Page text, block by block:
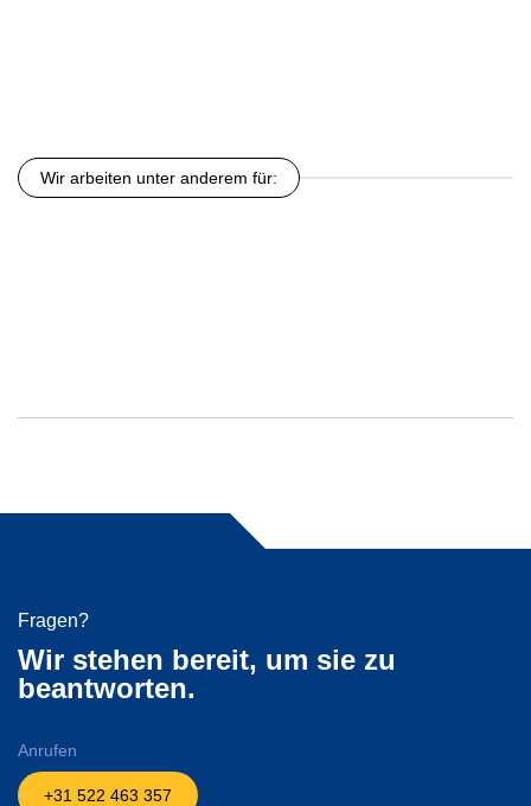
Wir arbeiten unter anderem für:
Fragen?
Wir stehen bereit, um sie zu
beantworten.
Anrufen
+31 522 463 357